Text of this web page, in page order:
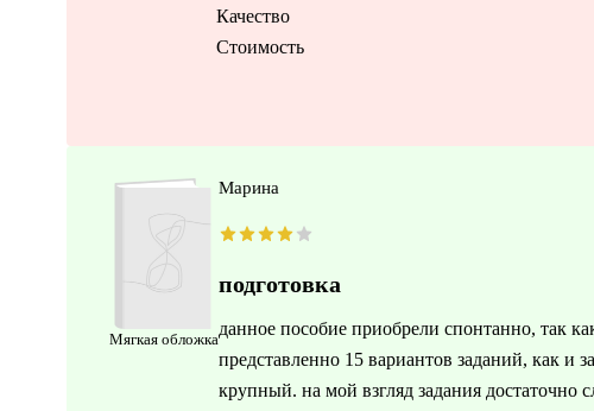
Качество
Стоимость
Мягкая обложка
Марина
подготовка
данное пособие приобрели спонтанно, так
представленно 15 вариантов заданий, как и
крупный. на мой взгляд задания достаточно